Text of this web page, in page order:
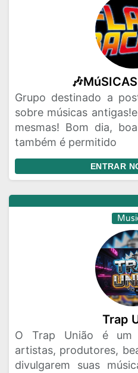
Grupo destinado a
sobre músicas
mesmas! Bom dia,
também é permitido
ENTRAR
Trap
O Trap União é um
artistas, produtores,
divulgarem suas